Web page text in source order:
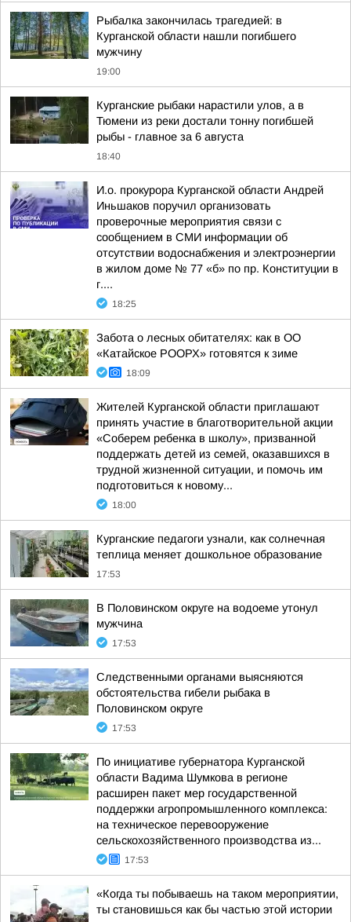
Рыбалка закончилась трагедией: в
Курганской области нашли погибшего
мужчину
19:00
Курганские рыбаки нарастили улов, а в
Тюмени из реки достали тонну погибшей
рыбы - главное за 6 августа
18:40
И.о. прокурора Курганской области Андрей
Иньшаков поручил организовать
проверочные мероприятия связи с
сообщением в СМИ информации об
отсутствии водоснабжения и электроэнергии
в жилом доме № 77 «б» по пр. Конституции в
г....
18:25
Забота о лесных обитателях: как в ОО
«Катайское РООРХ» готовятся к зиме
18:09
Жителей Курганской области приглашают
принять участие в благотворительной акции
«Соберем ребенка в школу», призванной
поддержать детей из семей, оказавшихся в
трудной жизненной ситуации, и помочь им
подготовиться к новому...
18:00
Курганские педагоги узнали, как солнечная
теплица меняет дошкольное образование
17:53
В Половинском округе на водоеме утонул
мужчина
17:53
Следственными органами выясняются
обстоятельства гибели рыбака в
Половинском округе
17:53
По инициативе губернатора Курганской
области Вадима Шумкова в регионе
расширен пакет мер государственной
поддержки агропромышленного комплекса:
на техническое перевооружение
сельскохозяйственного производства из...
17:53
«Когда ты побываешь на таком мероприятии,
ты становишься как бы частью этой истории